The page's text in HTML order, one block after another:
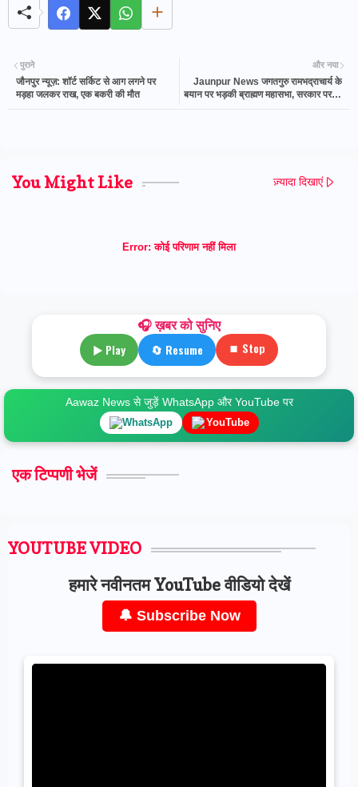
और नया
Jaunpur News जगतगुरु रामभद्राचार्य के
बयान पर भड़की ब्राह्मण महासभा, सरकार पर भी
पुराने
जौनपुर न्यूज़: शॉर्ट सर्किट से आग लगने पर
मड़हा जलकर राख, एक बकरी की मौत
You Might Like ज़्यादा दिखाएं
Error: कोई परिणाम नहीं मिला
🎧 ख़बर को सुनिए
▶ Play 🔄 Resume ⏹ Stop
Aawaz News से जुड़ें WhatsApp और YouTube पर
WhatsApp YouTube
एक टिप्पणी भेजें
YOUTUBE VIDEO
हमारे नवीनतम YouTube वीडियो देखें
🔔 Subscribe Now